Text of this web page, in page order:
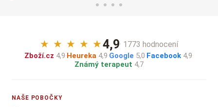
★ ★ ★ ★ ★4,9· 1773 hodnocení
Zboží.cz 4,9·Heureka 4,9·Google 5,0·Facebook 4,9·
Známý terapeut 4,7
NAŠE POBOČKY